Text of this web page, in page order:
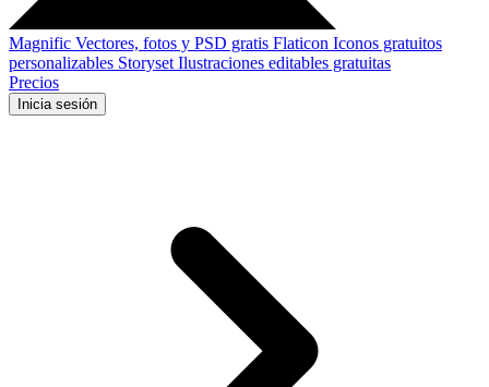
Magnific Vectores, fotos y PSD gratis Flaticon Iconos gratuitos
personalizables Storyset Ilustraciones editables gratuitas
Precios
Inicia sesión